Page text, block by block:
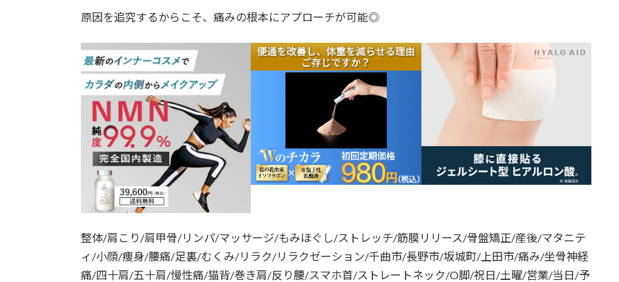
原因を追究するからこそ、痛みの根本にアプローチが可能◎
整体/肩こり/肩甲骨/リンパ/マッサージ/もみほぐし/ストレッチ/筋膜リリース/骨盤矯正/産後/マタニテ
ィ/小顔/痩身/腰痛/足裏/むくみ/リラク/リラクゼーション/千曲市/長野市/坂城町/上田市/痛み/坐骨神経
痛/四十肩/五十肩/慢性痛/猫背/巻き肩/反り腰/スマホ首/ストレートネック/O脚/祝日/土曜/営業/当日/予